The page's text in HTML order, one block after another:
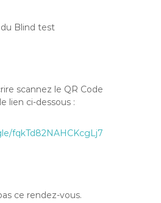
Blind test
scannez le QR Code
lien ci-dessous :
fqkTd82NAHCKcgLj7
ce rendez-vous.